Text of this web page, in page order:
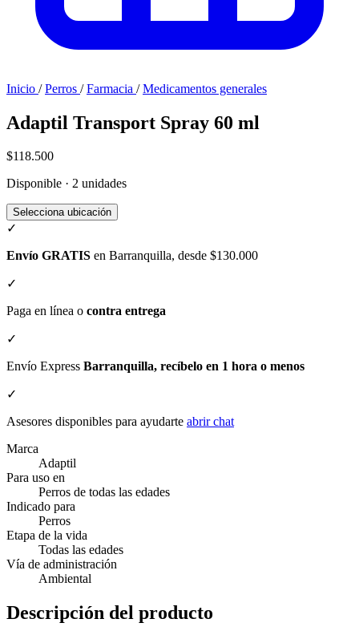
Inicio / Perros / Farmacia / Medicamentos generales
Adaptil Transport Spray 60 ml
$118.500
Disponible · 2 unidades
Selecciona ubicación
✓
Envío GRATIS en Barranquilla, desde $130.000
✓
Paga en línea o contra entrega
✓
Envío Express Barranquilla, recíbelo en 1 hora o menos
✓
Asesores disponibles para ayudarte abrir chat
Marca
Adaptil
Para uso en
Perros de todas las edades
Indicado para
Perros
Etapa de la vida
Todas las edades
Vía de administración
Ambiental
Descripción del producto